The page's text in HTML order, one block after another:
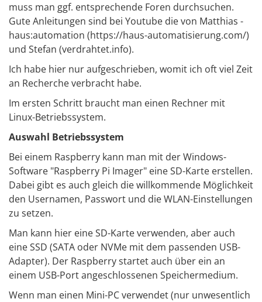
muss man ggf. entsprechende Foren durchsuchen.
Gute Anleitungen sind bei Youtube die von Matthias -
haus:automation (https://haus-automatisierung.com/)
und Stefan (verdrahtet.info).
Ich habe hier nur aufgeschrieben, womit ich oft viel Zeit
an Recherche verbracht habe.
Im ersten Schritt braucht man einen Rechner mit
Linux-Betriebssystem.
Auswahl Betriebssystem
Bei einem Raspberry kann man mit der Windows-
Software "Raspberry Pi Imager" eine SD-Karte erstellen.
Dabei gibt es auch gleich die willkommende Möglichkeit
den Usernamen, Passwort und die WLAN-Einstellungen
zu setzen.
Man kann hier eine SD-Karte verwenden, aber auch
eine SSD (SATA oder NVMe mit dem passenden USB-
Adapter). Der Raspberry startet auch über ein an
einem USB-Port angeschlossenen Speichermedium.
Wenn man einen Mini-PC verwendet (nur unwesentlich